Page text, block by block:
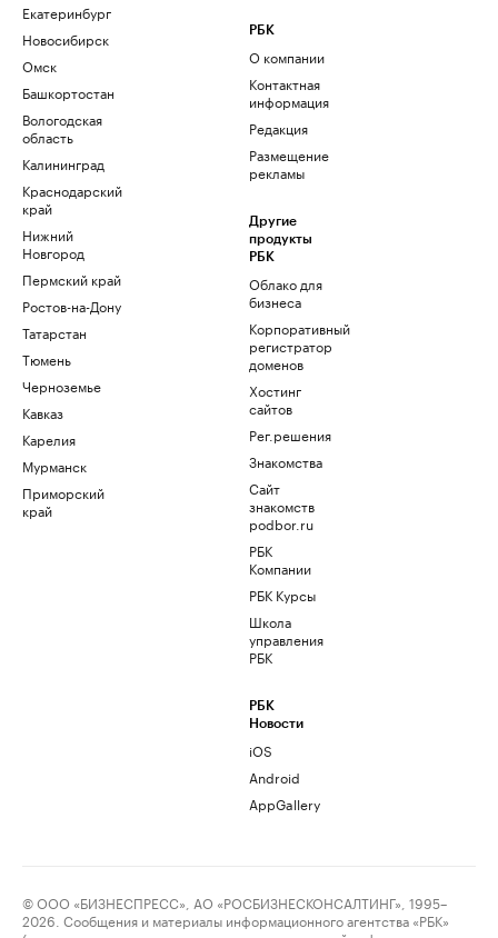
Екатеринбург
Новосибирск
Омск
Башкортостан
Вологодская
область
Калининград
Краснодарский
край
Нижний
Новгород
Пермский край
Ростов-на-Дону
Татарстан
Тюмень
Черноземье
Кавказ
Карелия
Мурманск
Приморский
край
РБК
О компании
Контактная
информация
Редакция
Размещение
рекламы
Другие
продукты
РБК
Облако для
бизнеса
Корпоративный
регистратор
доменов
Хостинг
сайтов
Рег.решения
Знакомства
Сайт
знакомств
podbor.ru
РБК
Компании
РБК Курсы
Школа
управления
РБК
РБК
Новости
iOS
Android
AppGallery
© ООО «БИЗНЕСПРЕСС», АО «РОСБИЗНЕСКОНСАЛТИНГ», 1995–
2026. Сообщения и материалы информационного агентства «РБК»